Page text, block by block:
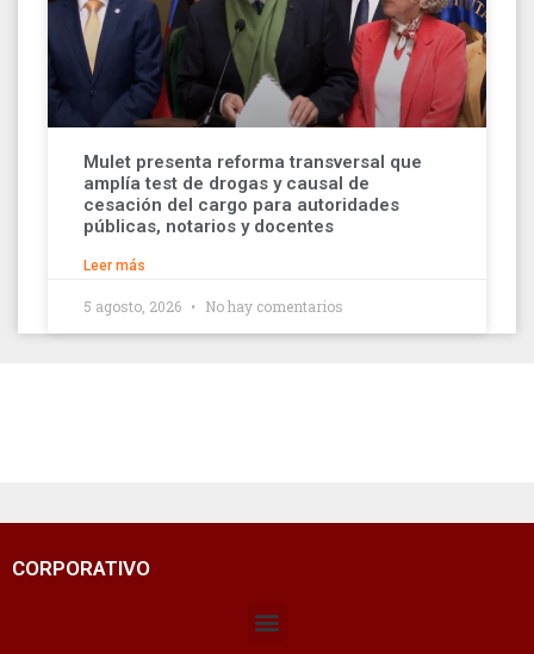
Mulet presenta reforma transversal que
amplía test de drogas y causal de
cesación del cargo para autoridades
públicas, notarios y docentes
Leer más
5 agosto, 2026 No hay comentarios
CORPORATIVO